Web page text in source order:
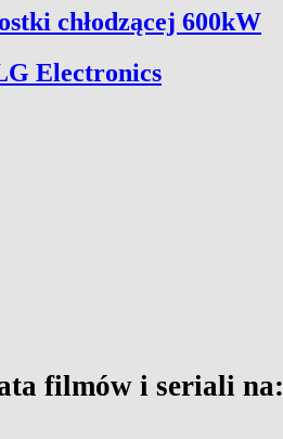
chłodzącej 600kW
Electronics
filmów i seriali na: